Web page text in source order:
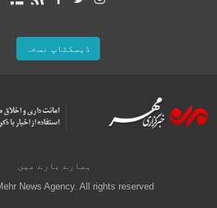
ڈیسکٹاپ نسخہ
ہمارے بارے میں
News Agency. All rights reserved